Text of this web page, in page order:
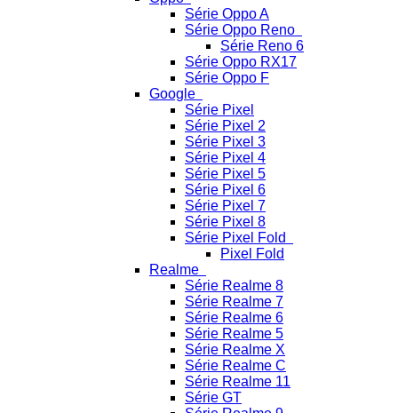
Série Oppo A
Série Oppo Reno
Série Reno 6
Série Oppo RX17
Série Oppo F
Google
Série Pixel
Série Pixel 2
Série Pixel 3
Série Pixel 4
Série Pixel 5
Série Pixel 6
Série Pixel 7
Série Pixel 8
Série Pixel Fold
Pixel Fold
Realme
Série Realme 8
Série Realme 7
Série Realme 6
Série Realme 5
Série Realme X
Série Realme C
Série Realme 11
Série GT